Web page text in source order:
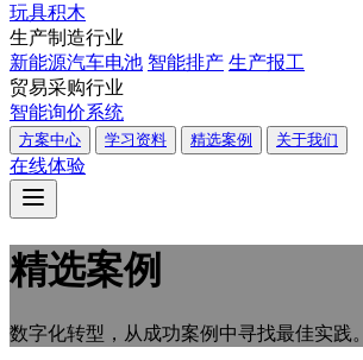
玩具积木
生产制造行业
新能源汽车电池 智能排产 生产报工
贸易采购行业
智能询价系统
方案中心 学习资料 精选案例 关于我们
在线体验
精选案例
数字化转型，从成功案例中寻找最佳实践。